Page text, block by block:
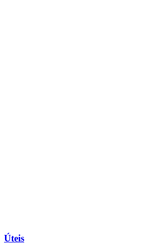
Úteis